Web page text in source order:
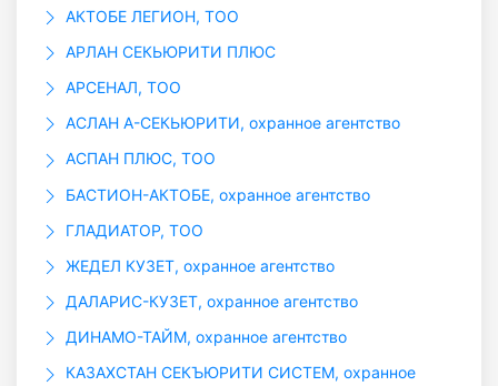
АКТОБЕ ЛЕГИОН, ТОО
АРЛАН СЕКЬЮРИТИ ПЛЮС
АРСЕНАЛ, ТОО
АСЛАН А-СЕКЬЮРИТИ, охранное агентство
АСПАН ПЛЮС, ТОО
БАСТИОН-АКТОБЕ, охранное агентство
ГЛАДИАТОР, ТОО
ЖЕДЕЛ КУЗЕТ, охранное агентство
ДАЛАРИС-КУЗЕТ, охранное агентство
ДИНАМО-ТАЙМ, охранное агентство
КАЗАХСТАН СЕКЪЮРИТИ СИСТЕМ, охранное